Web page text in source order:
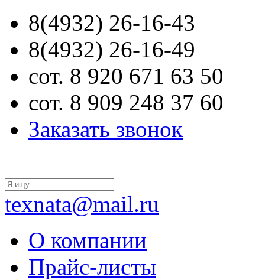
8(4932) 26-16-43
8(4932) 26-16-49
сот. 8 920 671 63 50
сот. 8 909 248 37 60
Заказать звонок
texnata@mail.ru
О компании
Прайс-листы